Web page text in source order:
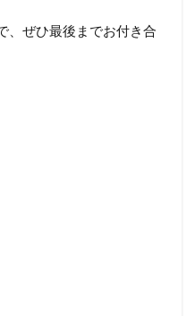
、ぜひ最後までお付き合